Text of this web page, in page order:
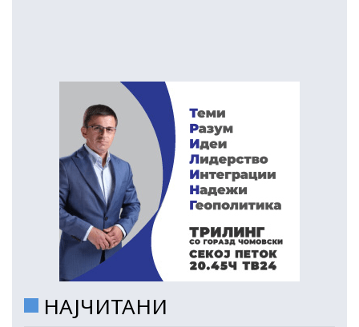
НАЈЧИТАНИ